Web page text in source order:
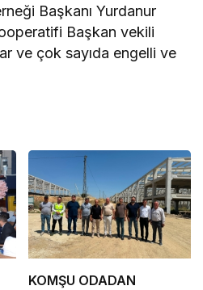
Başkanı Yurdanur
Başkan vekili
ve çok sayıda engelli ve
KOMŞU ODADAN